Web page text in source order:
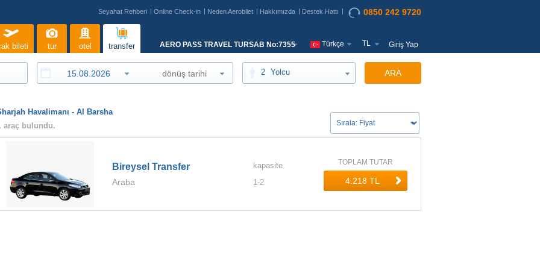
Seyahat Rehberi Online Check-in Neden Aerobilet Hakkımızda Destek Hattı 0850 242 9720
bileti tur otel transfer AERO PASS TRAVEL TURSAB No:7355 Türkçe TL Giriş Yap
2 Yolcu ARA
Havalimanı - Al Barsha
araç bulundu.
Bireysel Transfer
Araba
kapasite
1-2
TOPLAM TUTAR